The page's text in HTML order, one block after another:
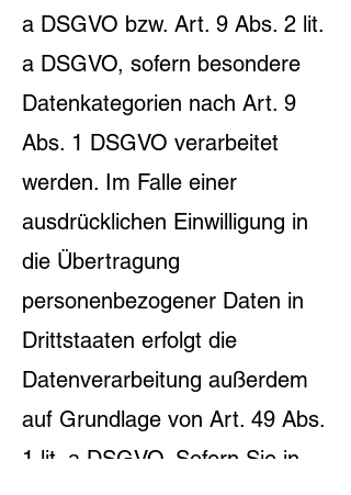
a DSGVO bzw. Art. 9 Abs. 2 lit.
a DSGVO, sofern besondere
Datenkategorien nach Art. 9
Abs. 1 DSGVO verarbeitet
werden. Im Falle einer
ausdrücklichen Einwilligung in
die Übertragung
personenbezogener Daten in
Drittstaaten erfolgt die
Datenverarbeitung außerdem
auf Grundlage von Art. 49 Abs.
1 lit. a DSGVO. Sofern Sie in